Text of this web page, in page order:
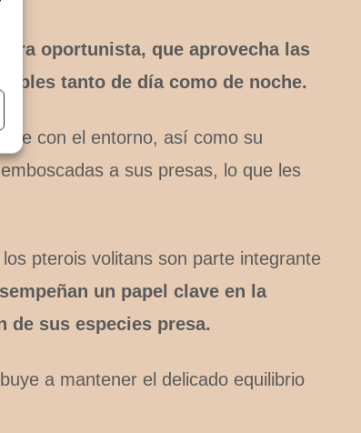
oportunista, que aprovecha las
tanto de día como de noche.
con el entorno, así como su
a sus presas, lo que les
pterois volitans son parte integrante
un papel clave en la
de sus especies presa.
a mantener el delicado equilibrio